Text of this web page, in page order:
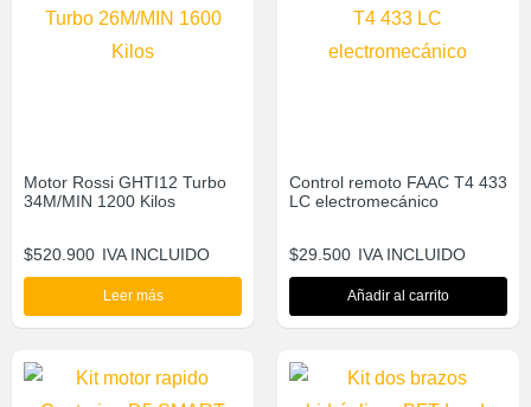
Motor Rossi GHTI12 Turbo
34M/MIN 1200 Kilos
$520.900 IVA INCLUIDO
Leer más
Control remoto FAAC T4 433
LC electromecánico
$29.500 IVA INCLUIDO
Añadir al carrito